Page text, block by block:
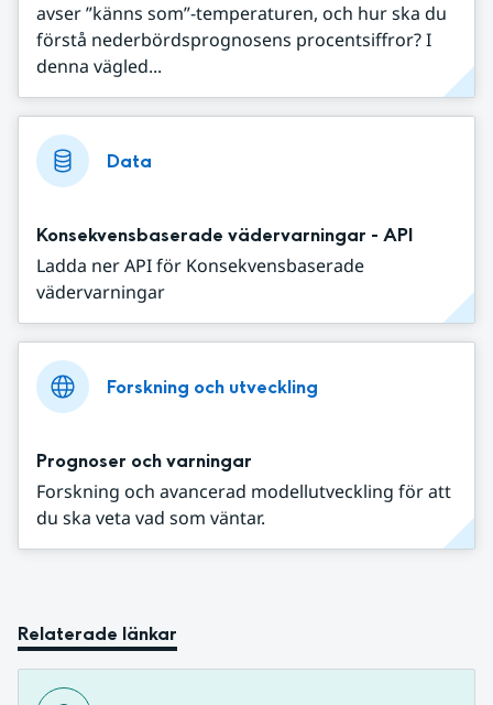
avser ”känns som”-temperaturen, och hur ska du
förstå nederbördsprognosens procentsiffror? I
denna vägled...
Data
Konsekvensbaserade vädervarningar - API
Ladda ner API för Konsekvensbaserade
vädervarningar
Forskning och utveckling
Prognoser och varningar
Forskning och avancerad modellutveckling för att
du ska veta vad som väntar.
Relaterade länkar